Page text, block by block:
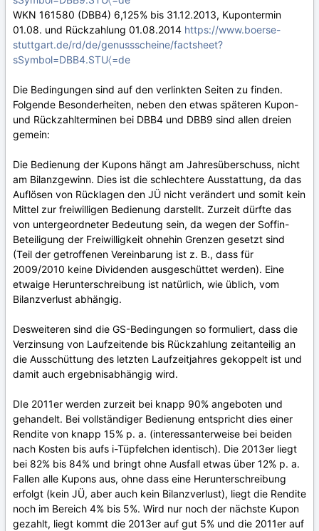
WKN 161580 (DBB4) 6,125% bis 31.12.2013, Kupontermin
01.08. und Rückzahlung 01.08.2014 https://www.boerse-
stuttgart.de/rd/de/genussscheine/factsheet?
sSymbol=DBB4.STU〈=de
Die Bedingungen sind auf den verlinkten Seiten zu finden.
Folgende Besonderheiten, neben den etwas späteren Kupon-
und Rückzahlterminen bei DBB4 und DBB9 sind allen dreien
gemein:
Die Bedienung der Kupons hängt am Jahresüberschuss, nicht
am Bilanzgewinn. Dies ist die schlechtere Ausstattung, da das
Auflösen von Rücklagen den JÜ nicht verändert und somit kein
Mittel zur freiwilligen Bedienung darstellt. Zurzeit dürfte das
von untergeordneter Bedeutung sein, da wegen der Soffin-
Beteiligung der Freiwilligkeit ohnehin Grenzen gesetzt sind
(Teil der getroffenen Vereinbarung ist z. B., dass für
2009/2010 keine Dividenden ausgeschüttet werden). Eine
etwaige Herunterschreibung ist natürlich, wie üblich, vom
Bilanzverlust abhängig.
Desweiteren sind die GS-Bedingungen so formuliert, dass die
Verzinsung von Laufzeitende bis Rückzahlung zeitanteilig an
die Ausschüttung des letzten Laufzeitjahres gekoppelt ist und
damit auch ergebnisabhängig wird.
DIe 2011er werden zurzeit bei knapp 90% angeboten und
gehandelt. Bei vollständiger Bedienung entspricht dies einer
Rendite von knapp 15% p. a. (interessanterweise bei beiden
nach Kosten bis aufs i-Tüpfelchen identisch). Die 2013er liegt
bei 82% bis 84% und bringt ohne Ausfall etwas über 12% p. a.
Fallen alle Kupons aus, ohne dass eine Herunterschreibung
erfolgt (kein JÜ, aber auch kein Bilanzverlust), liegt die Rendite
noch im Bereich 4% bis 5%. Wird nur noch der nächste Kupon
gezahlt, liegt kommt die 2013er auf gut 5% und die 2011er auf